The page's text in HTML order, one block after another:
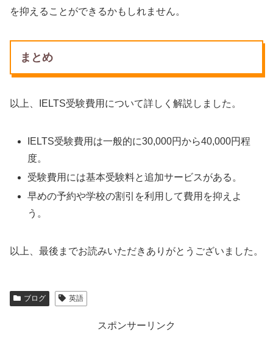
を抑えることができるかもしれません。
まとめ
以上、IELTS受験費用について詳しく解説しました。
IELTS受験費用は一般的に30,000円から40,000円程
度。
受験費用には基本受験料と追加サービスがある。
早めの予約や学校の割引を利用して費用を抑えよ
う。
以上、最後までお読みいただきありがとうございました。
ブログ 英語
スポンサーリンク